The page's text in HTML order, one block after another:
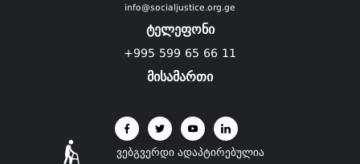
info@socialjustice.org.ge
ტელეფონი
+995 599 65 66 11
მისამართი
ვებგვერდი ადაპტირებულია